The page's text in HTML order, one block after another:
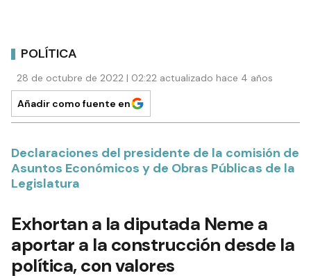
POLÍTICA
28 de octubre de 2022 | 02:22 actualizado hace 4 años
Añadir como fuente en
Declaraciones del presidente de la comisión de
Asuntos Económicos y de Obras Públicas de la
Legislatura
Exhortan a la diputada Neme a
aportar a la construcción desde la
política, con valores